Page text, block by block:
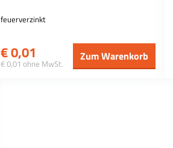
feuerverzinkt
€0,01
€ 0,01 ohne MwSt.
Zum Warenkorb